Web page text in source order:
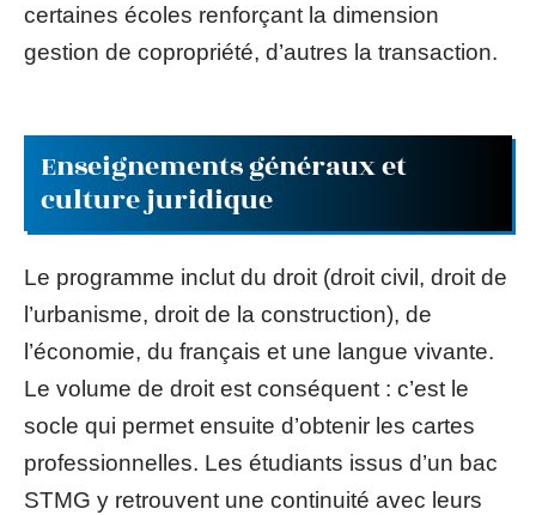
certaines écoles renforçant la dimension
gestion de copropriété, d’autres la transaction.
Enseignements généraux et
culture juridique
Le programme inclut du droit (droit civil, droit de
l’urbanisme, droit de la construction), de
l’économie, du français et une langue vivante.
Le volume de droit est conséquent : c’est le
socle qui permet ensuite d’obtenir les cartes
professionnelles. Les étudiants issus d’un bac
STMG y retrouvent une continuité avec leurs